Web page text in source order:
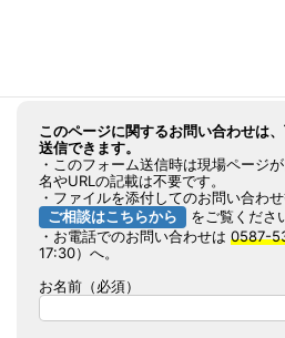
このページに関するお問い合わせは
送信できます。
・このフォーム送信時は現場ページ
名やURLの記載は不要です。
・ファイルを添付してのお問い合わ
ご相談はこちらから
をご覧くださ
・お電話でのお問い合わせは 0587-
17:30）へ。
お名前（必須）